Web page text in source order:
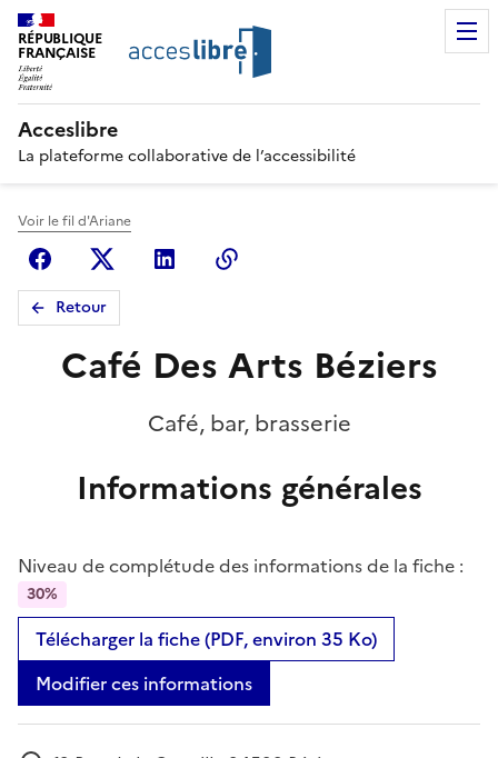
RÉPUBLIQUE
FRANÇAISE
Acceslibre
La plateforme collaborative de l’accessibilité
Voir le fil d'Ariane
FacebookX (anciennement Twitter)
Linkedin
Retour
Café Des Arts Béziers
Café, bar, brasserie
Informations générales
Niveau de complétude des informations de la fiche :
30%
Télécharger la fiche (PDF, environ 35 Ko)
Modifier ces informations